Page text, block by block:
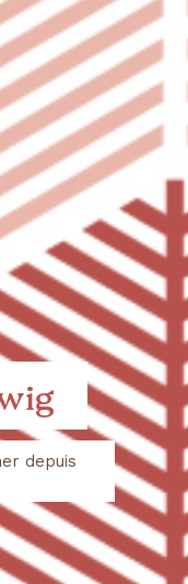
depuis